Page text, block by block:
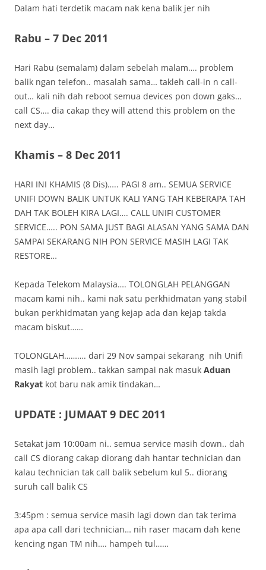
Dalam hati terdetik macam nak kena balik jer nih
Rabu – 7 Dec 2011
Hari Rabu (semalam) dalam sebelah malam…. problem
balik ngan telefon.. masalah sama… takleh call-in n call-
out… kali nih dah reboot semua devices pon down gaks…
call CS…. dia cakap they will attend this problem on the
next day…
Khamis – 8 Dec 2011
HARI INI KHAMIS (8 Dis)….. PAGI 8 am.. SEMUA SERVICE
UNIFI DOWN BALIK UNTUK KALI YANG TAH KEBERAPA TAH
DAH TAK BOLEH KIRA LAGI…. CALL UNIFI CUSTOMER
SERVICE….. PON SAMA JUST BAGI ALASAN YANG SAMA DAN
SAMPAI SEKARANG NIH PON SERVICE MASIH LAGI TAK
RESTORE…
Kepada Telekom Malaysia…. TOLONGLAH PELANGGAN
macam kami nih.. kami nak satu perkhidmatan yang stabil
bukan perkhidmatan yang kejap ada dan kejap takda
macam biskut……
TOLONGLAH………. dari 29 Nov sampai sekarang nih Unifi
masih lagi problem.. takkan sampai nak masuk Aduan
Rakyat kot baru nak amik tindakan…
UPDATE : JUMAAT 9 DEC 2011
Setakat jam 10:00am ni.. semua service masih down.. dah
call CS diorang cakap diorang dah hantar technician dan
kalau technician tak call balik sebelum kul 5.. diorang
suruh call balik CS
3:45pm : semua service masih lagi down dan tak terima
apa apa call dari technician… nih raser macam dah kene
kencing ngan TM nih…. hampeh tul……